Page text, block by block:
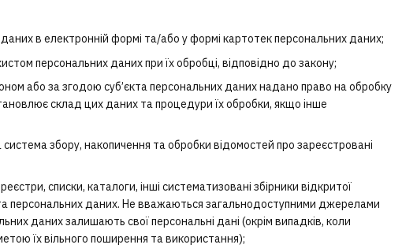
в електронній формі та/або у формі картотек персональних даних;
персональних даних при їх обробці, відповідно до закону;
або за згодою суб’єкта персональних даних надано право на обробку
склад цих даних та процедури їх обробки, якщо інше
збору, накопичення та обробки відомостей про зареєстровані
списки, каталоги, інші систематизовані збірники відкритої
персональних даних. Не вважаються загальнодоступними джерелами
даних залишають свої персональні дані (окрім випадків, коли
їх вільного поширення та використання);